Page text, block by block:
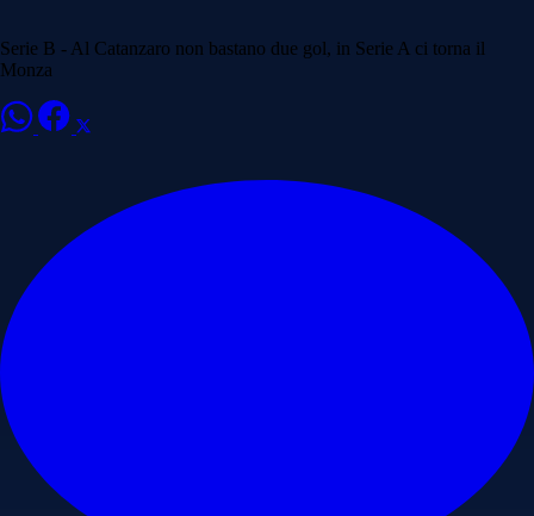
Serie B - Al Catanzaro non bastano due gol, in Serie A ci torna il
Monza